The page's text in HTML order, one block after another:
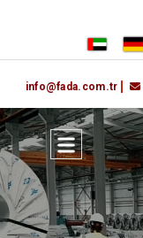
info@fada.com.tr